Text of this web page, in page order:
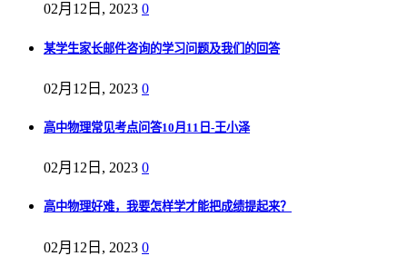
02月12日, 2023 0
某学生家长邮件咨询的学习问题及我们的回答
02月12日, 2023 0
高中物理常见考点问答10月11日-王小泽
02月12日, 2023 0
高中物理好难，我要怎样学才能把成绩提起来？
02月12日, 2023 0